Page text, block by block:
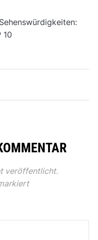
10
veröffentlicht.